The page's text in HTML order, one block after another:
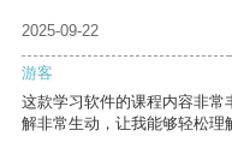
2025-09-22
游客
这款学习软件的课程内容非
解非常生动，让我能够轻松理